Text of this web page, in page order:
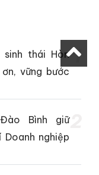
sinh thái Hòn
vững bước
1
Bình giữ
nghiệp